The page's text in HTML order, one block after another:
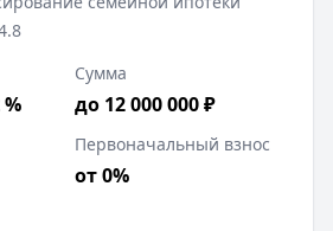
%
Сумма
до 12 000 000 ₽
Первоначальный взнос
от 0%